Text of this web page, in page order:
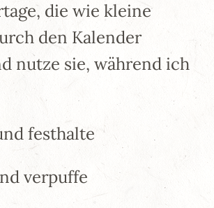
die wie kleine
den Kalender
nutze sie, während ich
festhalte
verpuffe